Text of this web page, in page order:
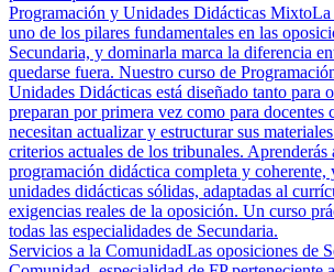
Programación y Unidades Didácticas MixtoLa
uno de los pilares fundamentales en las
Secundaria, y dominarla marca la diferencia
quedarse fuera. Nuestro curso de
Unidades Didácticas está diseñado tanto para
preparan por primera vez como para docentes
necesitan actualizar y estructurar sus
criterios actuales de los tribunales. Aprenderás
programación didáctica completa y coherente,
unidades didácticas sólidas, adaptadas al
exigencias reales de la oposición. Un curso
todas las especialidades de Secundaria.
Servicios a la ComunidadLas oposiciones de